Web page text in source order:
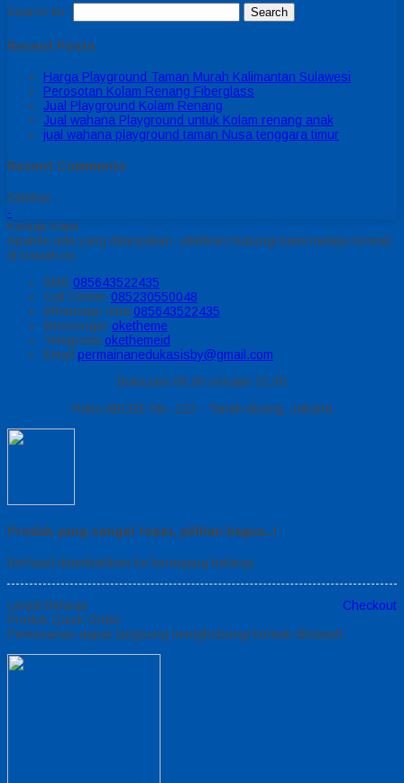
Search for:
Recent Posts
Harga Playground Taman Murah Kalimantan Sulawesi
Perosotan Kolam Renang Fiberglass
Jual Playground Kolam Renang
Jual wahana Playground untuk Kolam renang anak
jual wahana playground taman Nusa tenggara timur
Recent Comments
Sidebar
-
Kontak Kami
Apabila ada yang ditanyakan, silahkan hubungi kami melalui kontak
di bawah ini.
SMS 085643522435
Call Center 085230550048
Whatsapp Icha 085643522435
Messenger oketheme
Telegrram okethemeid
Email permainanedukasisby@gmail.com
Buka jam 08.00 s/d jam 21.00
Ruko ABCDE No. 123 - Tanah Abang, Jakarta
Produk yang sangat tepat, pilihan bagus..!
Berhasil ditambahkan ke keranjang belanja
Lanjut Belanja
Checkout
Produk Quick Order
Pemesanan dapat langsung menghubungi kontak dibawah: